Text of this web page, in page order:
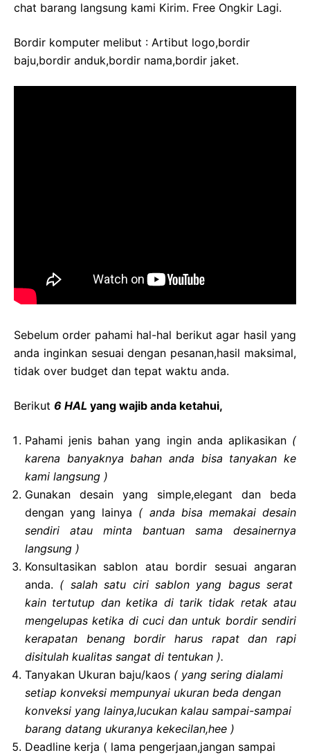
chat barang langsung kami Kirim. Free Ongkir Lagi.
Bordir komputer melibut : Artibut logo,bordir
baju,bordir anduk,bordir nama,bordir jaket.
Sebelum order pahami hal-hal berikut agar hasil yang
anda inginkan sesuai dengan pesanan,hasil maksimal,
tidak over budget dan tepat waktu anda.
Berikut 6 HAL yang wajib anda ketahui,
Pahami jenis bahan yang ingin anda aplikasikan (
karena banyaknya bahan anda bisa tanyakan ke
kami langsung )
Gunakan desain yang simple,elegant dan beda
dengan yang lainya ( anda bisa memakai desain
sendiri atau minta bantuan sama desainernya
langsung )
Konsultasikan sablon atau bordir sesuai angaran
anda. ( salah satu ciri sablon yang bagus serat
kain tertutup dan ketika di tarik tidak retak atau
mengelupas ketika di cuci dan untuk bordir sendiri
kerapatan benang bordir harus rapat dan rapi
disitulah kualitas sangat di tentukan ).
Tanyakan Ukuran baju/kaos ( yang sering dialami
setiap konveksi mempunyai ukuran beda dengan
konveksi yang lainya,lucukan kalau sampai-sampai
barang datang ukuranya kekecilan,hee )
Deadline kerja ( lama pengerjaan,jangan sampai